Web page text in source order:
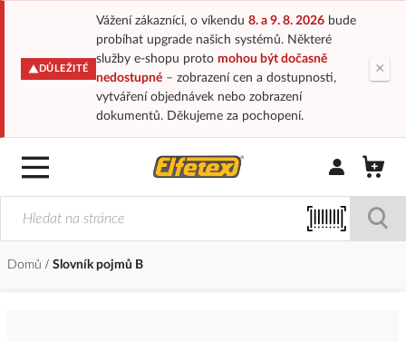
DŮLEŽITÉ
Vážení zákazníci, o víkendu 8. a 9. 8. 2026bude
probíhat upgrade našich systémů. Některé
služby e-shopu proto mohou být dočasně
nedostupné– zobrazení cen a dostupnosti,
vytváření objednávek nebo zobrazení
dokumentů. Děkujeme za pochopení.
×
Přihlásit/
Domů Slovník pojmů B